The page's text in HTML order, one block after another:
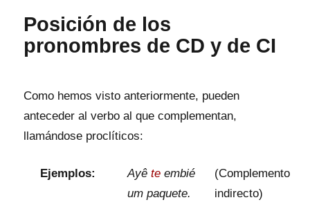
Posición de los
pronombres de CD y de CI
Como hemos visto anteriormente, pueden
anteceder al verbo al que complementan,
llamándose proclíticos:
Ejemplos: Ayête embié
um paquete.
(Complemento
indirecto)